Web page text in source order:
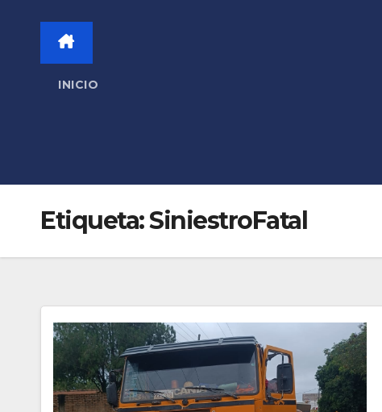
INICIO
Etiqueta:SiniestroFatal